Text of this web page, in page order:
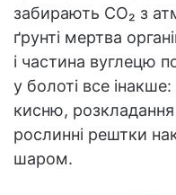
забирають CO₂ з
ґрунті мертва
і частина вуглецю
у болоті все
кисню,
рослинні рештки
шаром.